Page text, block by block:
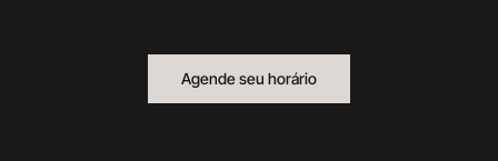
Agende seu horário